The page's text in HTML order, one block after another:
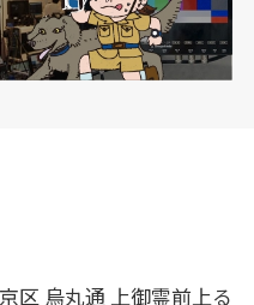
区 烏丸通 上御霊前上る